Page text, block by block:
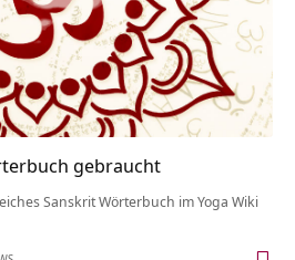
gebraucht
Sanskrit Wörterbuch im Yoga Wiki